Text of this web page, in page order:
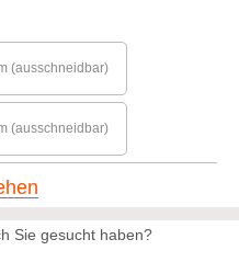
(ausschneidbar)
(ausschneidbar)
Sie gesucht haben?